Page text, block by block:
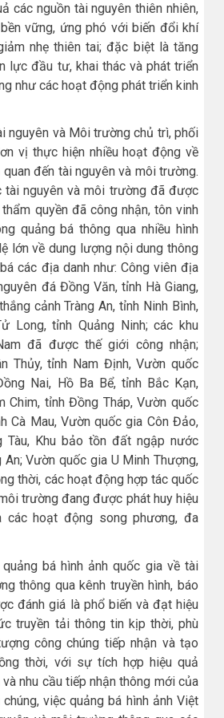
các nguồn tài nguyên thiên nhiên,
vững, ứng phó với biến đổi khí
nhẹ thiên tai; đặc biệt là tăng
lực đầu tư, khai thác và phát triển
như các hoạt động phát triển kinh
nguyên và Môi trường chủ trì, phối
vị thực hiện nhiều hoạt động về
đến tài nguyên và môi trường.
tài nguyên và môi trường đã được
quyền đã công nhận, tôn vinh
quảng bá thông qua nhiều hình
lớn về dung lượng nội dung thông
các địa danh như: Công viên địa
đá Đồng Văn, tỉnh Hà Giang,
cảnh Tràng An, tỉnh Ninh Bình,
Long, tỉnh Quảng Ninh; các khu
đã được thế giới công nhận;
Thủy, tỉnh Nam Định, Vườn quốc
Nai, Hồ Ba Bể, tỉnh Bắc Kạn,
Chim, tỉnh Đồng Tháp, Vườn quốc
Cà Mau, Vườn quốc gia Côn Đảo,
Tàu, Khu bảo tồn đất ngập nước
An; Vườn quốc gia U Minh Thượng,
thời, các hoạt động hợp tác quốc
trường đang được phát huy hiệu
các hoạt động song phương, đa
quảng bá hình ảnh quốc gia về tài
thông qua kênh truyền hình, báo
đánh giá là phổ biến và đạt hiệu
truyền tải thông tin kịp thời, phù
công chúng tiếp nhận và tạo
thời, với sự tích hợp hiệu quả
nhu cầu tiếp nhận thông mới của
việc quảng bá hình ảnh Việt